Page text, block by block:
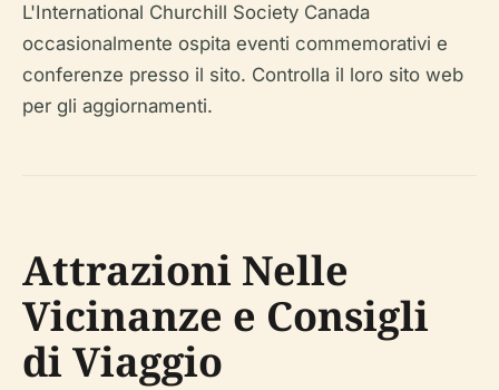
L'International Churchill Society Canada
occasionalmente ospita eventi commemorativi e
conferenze presso il sito. Controlla il loro sito web
per gli aggiornamenti.
Attrazioni Nelle
Vicinanze e Consigli
di Viaggio